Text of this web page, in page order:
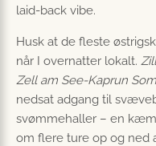
laid-back vibe.
Husk at de fleste
når I overnatter lokalt.
Zell am See-Kaprun
nedsat adgang til
svømmehaller – en
om flere ture op og ned